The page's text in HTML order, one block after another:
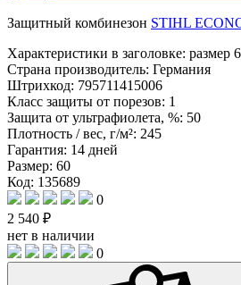
Защитный комбинезон STIHL
Характеристики в заголовке: размер
Страна производитель: Германия
Штрихкод: 795711415006
Класс защиты от порезов: 1
Защита от ультрафиолета, %: 50
Плотность / вес, г/м²: 245
Гарантия: 14 дней
Размер: 60
Код: 135689
0
2 540 ₽
нет в наличии
0